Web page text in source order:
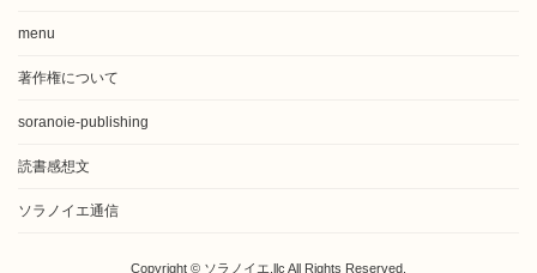
menu
著作権について
soranoie-publishing
読書感想文
ソラノイエ通信
Copyright © ソラノイエ.llc All Rights Reserved.